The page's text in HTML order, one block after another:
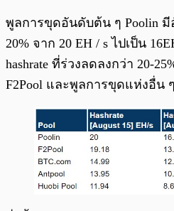
พูลการขุดอันดับต้น ๆ Poolin มี
20% จาก 20 EH / s ไปเป็น
hashrate ที่ร่วงลดลงกว่า 20-
F2Pool และพูลการขุดแห่งอื่น